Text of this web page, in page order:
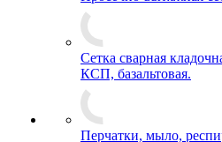
Сетка сварная
КСП, базальтовая.
Перчатки, мыло,